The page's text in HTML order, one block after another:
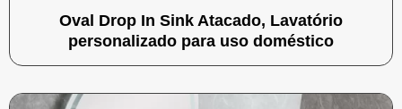
Oval Drop In Sink Atacado, Lavatório
personalizado para uso doméstico